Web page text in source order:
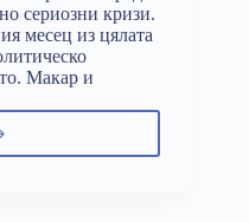
сериозни кризи.
месец из цялата
Макар и